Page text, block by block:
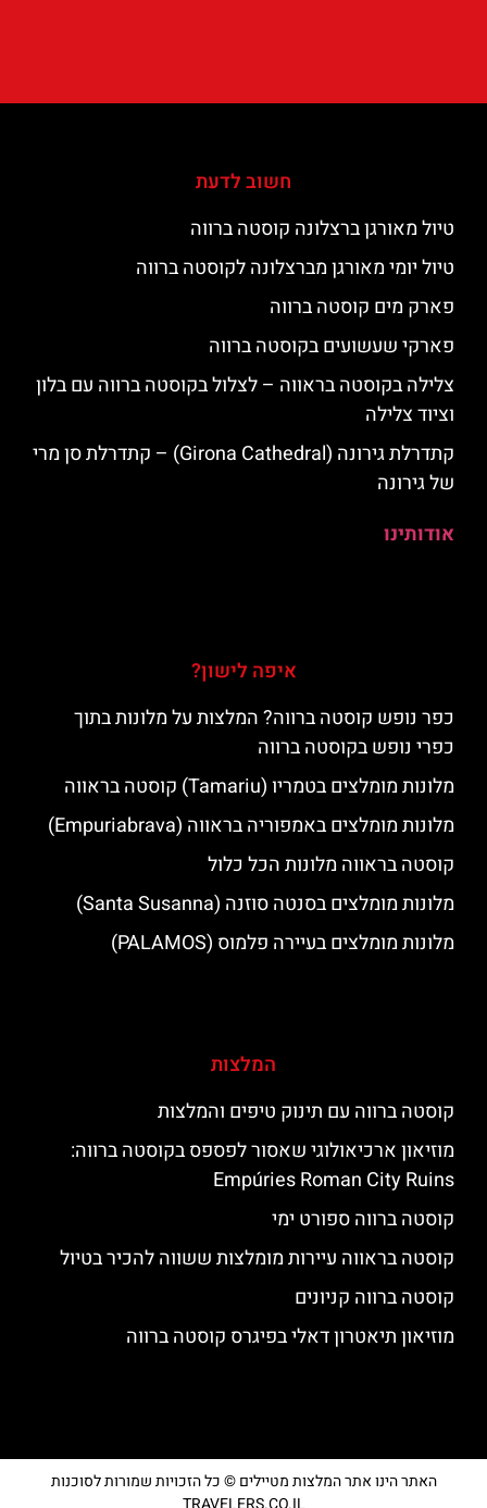
חשוב לדעת
טיול מאורגן ברצלונה קוסטה ברווה
טיול יומי מאורגן מברצלונה לקוסטה ברווה
פארק מים קוסטה ברווה
פארקי שעשועים בקוסטה ברווה
צלילה בקוסטה בראווה – לצלול בקוסטה ברווה עם בלון
וציוד צלילה
קתדרלת גירונה (Girona Cathedral) – קתדרלת סן מרי
של גירונה
אודותינו
איפה לישון?
כפר נופש קוסטה ברווה? המלצות על מלונות בתוך
כפרי נופש בקוסטה ברווה
מלונות מומלצים בטמריו (Tamariu) קוסטה בראווה
מלונות מומלצים באמפוריה בראווה (Empuriabrava)
קוסטה בראווה מלונות הכל כלול
מלונות מומלצים בסנטה סוזנה (Santa Susanna)
מלונות מומלצים בעיירה פלמוס (PALAMOS)
המלצות
קוסטה ברווה עם תינוק טיפים והמלצות
מוזיאון ארכיאולוגי שאסור לפספס בקוסטה ברווה:
Empúries Roman City Ruins
קוסטה ברווה ספורט ימי
קוסטה בראווה עיירות מומלצות ששווה להכיר בטיול
קוסטה ברווה קניונים
מוזיאון תיאטרון דאלי בפיגרס קוסטה ברווה
האתר הינו אתר המלצות מטיילים © כל הזכויות שמורות לסוכנות